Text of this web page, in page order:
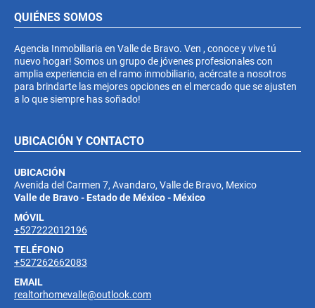
QUIÉNES SOMOS
Agencia Inmobiliaria en Valle de Bravo. Ven , conoce y vive tú
nuevo hogar! Somos un grupo de jóvenes profesionales con
amplia experiencia en el ramo inmobiliario, acércate a nosotros
para brindarte las mejores opciones en el mercado que se ajusten
a lo que siempre has soñado!
UBICACIÓN Y CONTACTO
UBICACIÓN
Avenida del Carmen 7, Avandaro, Valle de Bravo, Mexico
Valle de Bravo - Estado de México - México
MÓVIL
+527222012196
TELÉFONO
+527262662083
EMAIL
realtorhomevalle@outlook.com